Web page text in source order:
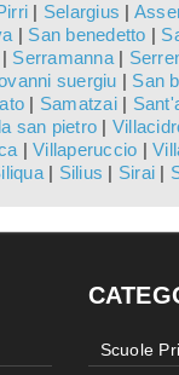
| Selargius |
| San benedetto |
| Serramanna|
suergiu | San
| Samatzai|
san pietro |
| Villaperuccio |
| Silius | Sirai |
Scuole